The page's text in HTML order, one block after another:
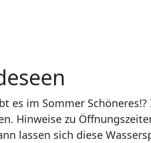
es im Sommer
Hinweise zu
lassen sich diese